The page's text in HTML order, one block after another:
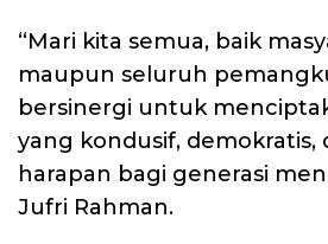
“Mari kita semua, baik
maupun seluruh
bersinergi untuk
yang kondusif, demokratis,
harapan bagi generasi
Jufri Rahman.